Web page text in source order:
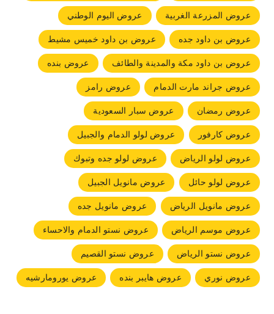
عروض المزرعة الغربية
عروض اليوم الوطني
عروض بن داود جده
عروض بن داود خميس مشيط
عروض بن داود مكة والمدينة والطائف
عروض بنده
عروض جراند مارت الدمام
عروض رامز
عروض رمضان
عروض سبار السعودية
عروض كارفور
عروض لولو الدمام والجبيل
عروض لولو الرياض
عروض لولو جده وتبوك
عروض لولو حائل
عروض مانويل الجبيل
عروض مانويل الرياض
عروض مانويل جده
عروض موسم الرياض
عروض نستو الدمام والاحساء
عروض نستو الرياض
عروض نستو القصيم
عروض نوري
عروض هايبر بنده عروض يورومارشيه